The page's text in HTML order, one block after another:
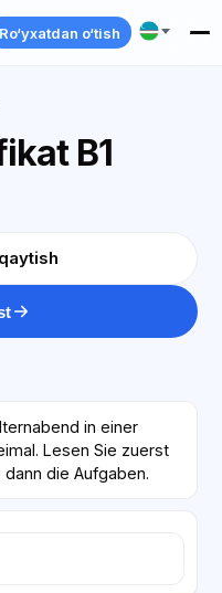
Ro‘yxatdan o‘tish
B1
in einer
Lesen Sie zuerst
die Aufgaben.